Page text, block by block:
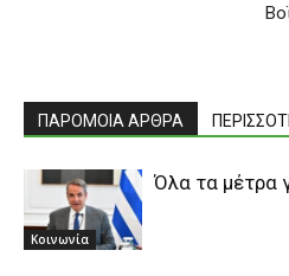
ΠΑΡΟΜΟΙΑ ΑΡΘΡΑ
Κοινωνία
Όλα τα μέτρα